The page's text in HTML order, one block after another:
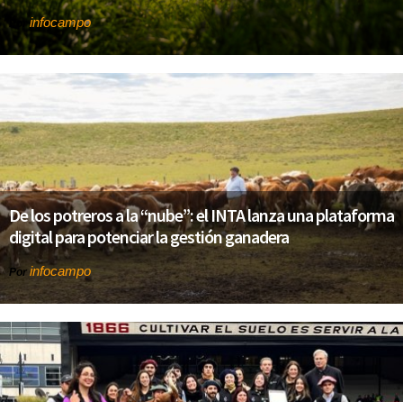
Porinfocampo
De los potreros a la “nube”: el INTA lanza una plataforma
digital para potenciar la gestión ganadera
Por infocampo